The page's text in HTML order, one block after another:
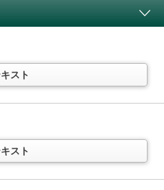
（通年講座
音声
11か月以上購読で特典付き
（後期は4-9月の再放送です）
（後期は4-9月の再放送です）
スト
スト